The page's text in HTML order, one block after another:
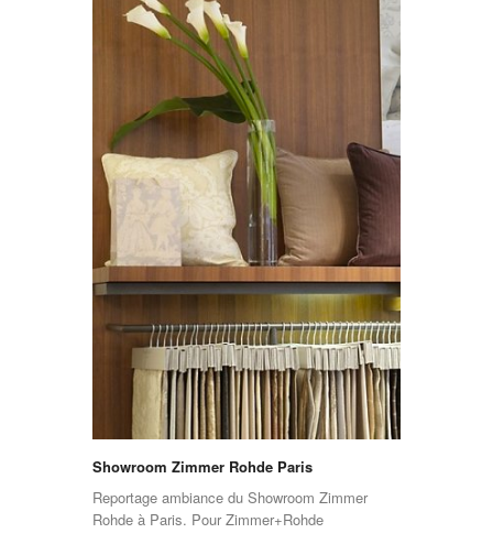
Showroom Zimmer Rohde Paris
Reportage ambiance du Showroom Zimmer
Rohde à Paris. Pour Zimmer+Rohde